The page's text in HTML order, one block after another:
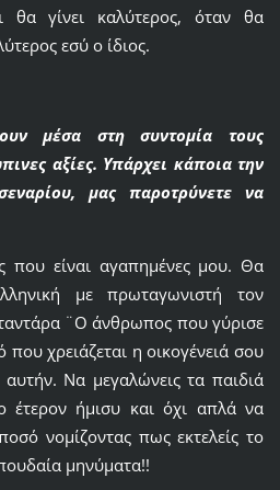
θα γίνει καλύτερος, όταν θα
εσύ ο ίδιος.
μέσα στη συντομία τους
αξίες. Υπάρχει κάποια την
μας παροτρύνετε να
που είναι αγαπημένες μου. Θα
με πρωταγωνιστή τον
¨Ο άνθρωπος που γύρισε
που χρειάζεται η οικογένειά σου
Να μεγαλώνεις τα παιδιά
έτερον ήμισυ και όχι απλά να
νομίζοντας πως εκτελείς το
μηνύματα!!